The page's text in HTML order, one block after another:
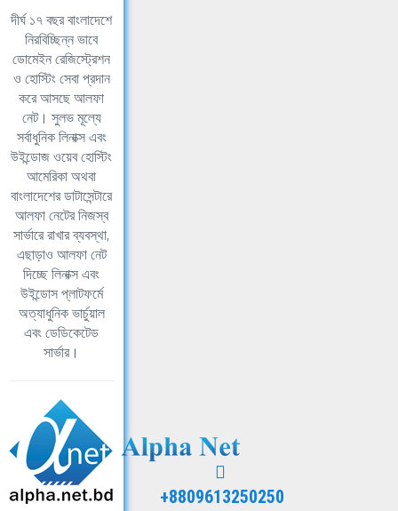
দীর্ঘ ১৭ বছর বাংলাদেশে
নিরবিচ্ছিন্ন ভাবে
ডোমেইন রেজিস্ট্রেশন
ও হোস্টিং সেবা প্রদান
করে আসছে আলফা
নেট। সুলভ মূল্যে
সর্বাধুনিক লিনাক্স এবং
উইন্ডোজ ওয়েব হোস্টিং
আমেরিকা অথবা
বাংলাদেশের ডাটাসেন্টারে
আলফা নেটের নিজস্ব
সার্ভারে রাখার ব্যবস্থা,
এছাড়াও আলফা নেট
দিচ্ছে লিনাক্স এবং
উইন্ডোস প্লাটফর্মে
অত্যাধুনিক ভার্চুয়াল
এবং ডেডিকেটেড
সার্ভার।
+8809613250250